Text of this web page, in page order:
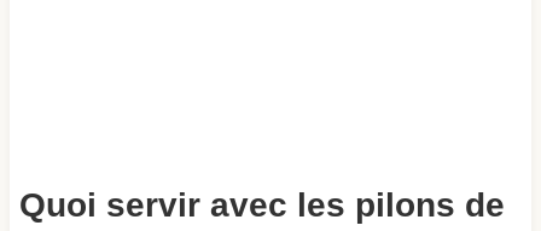
Quoi servir avec les pilons de